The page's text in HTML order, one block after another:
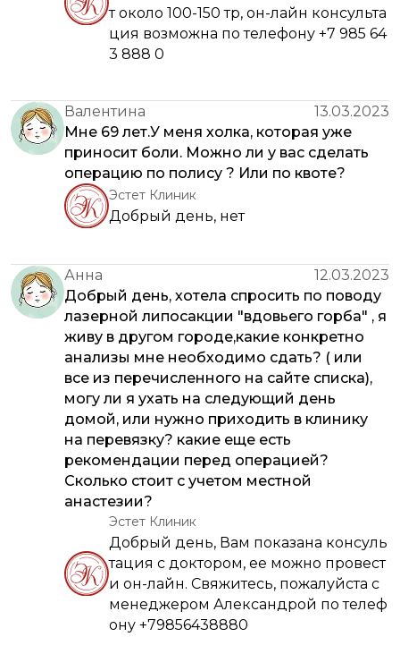
т около 100-150 тр, он-лайн консульта
ция возможна по телефону +7 985 64
3 888 0
Валентина
13.03.2023
Мне 69 лет.У меня холка, которая уже
приносит боли. Можно ли у вас сделать
операцию по полису ? Или по квоте?
Эстет Клиник
Добрый день, нет
Анна
12.03.2023
Добрый день, хотела спросить по поводу
лазерной липосакции "вдовьего горба" , я
живу в другом городе,какие конкретно
анализы мне необходимо сдать? ( или
все из перечисленного на сайте списка),
могу ли я ухать на следующий день
домой, или нужно приходить в клинику
на перевязку? какие еще есть
рекомендации перед операцией?
Сколько стоит с учетом местной
анастезии?
Эстет Клиник
Добрый день, Вам показана консуль
тация с доктором, ее можно провест
и он-лайн. Свяжитесь, пожалуйста с
менеджером Александрой по телеф
ону +79856438880